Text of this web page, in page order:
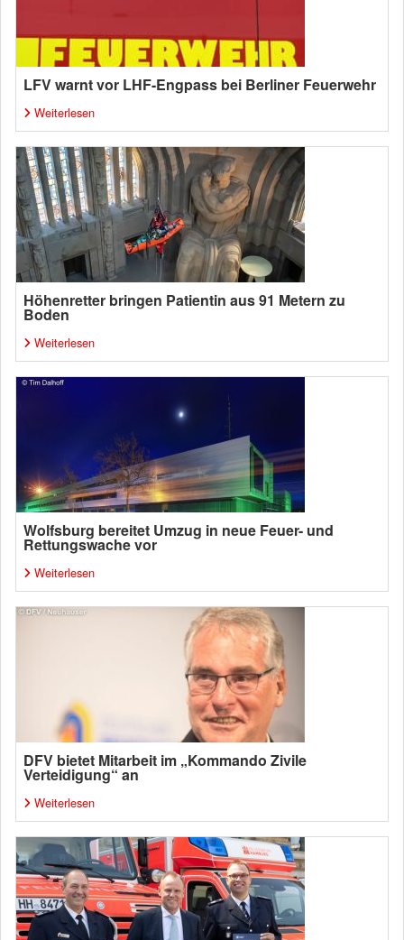
LFV warnt vor LHF-Engpass bei Berliner Feuerwehr
Weiterlesen
Höhenretter bringen Patientin aus 91 Metern zu
Boden
Weiterlesen
Wolfsburg bereitet Umzug in neue Feuer- und
Rettungswache vor
Weiterlesen
DFV bietet Mitarbeit im „Kommando Zivile
Verteidigung“ an
Weiterlesen